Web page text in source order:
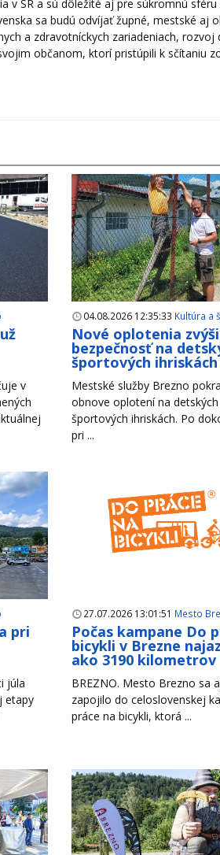
v SR a sú dôležité aj pre súkromnú sféru
sa budú odvíjať župné, mestské aj
a zdravotníckych zariadeniach, rozvoj
občanom, ktorí pristúpili k sčítaniu
v
04.08.2026 12:35:33 Kultúra a
Nové oplotenia
bezpečnosť na
športových ihriskách
Mestské služby Brezno
obnove oplotení na detských
športových ihriskách. Po
pri ...
pri
júla
etapy
27.07.2026 13:01:51 Mesto
Počas kampane Do
bicykli v Brezne
ako 3190 kilometrov
BREZNO. Mesto Brezno sa
zapojilo do celoslovenskej
práce na bicykli, ktorá ...